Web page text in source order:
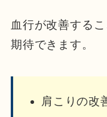
血行が改善する
期待できます。
肩こりの改